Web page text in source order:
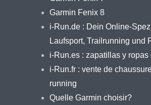
Garmin Fenix 8
i-Run.de : Dein Online-
Laufsport, Trailrunning und
i-Run.es : zapatillas y ropas
i-Run.fr : vente de
running
Quelle Garmin choisir?